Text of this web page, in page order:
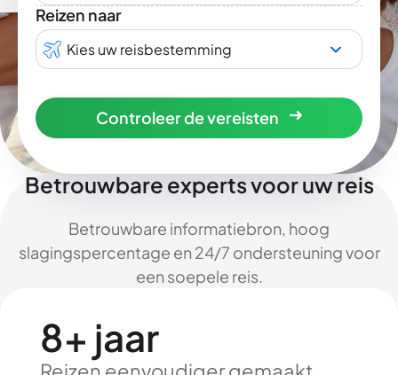
Reizen naar
Kies uw reisbestemming
Controleer de vereisten
Betrouwbare experts voor uw reis
Betrouwbare informatiebron, hoog
slagingspercentage en 24/7 ondersteuning voor
een soepele reis.
8+ jaar